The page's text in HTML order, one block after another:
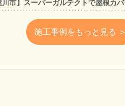
施工事例をもっと見る ＞